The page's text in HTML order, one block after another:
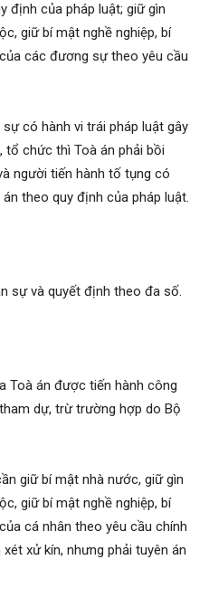
định của pháp luật; giữ gìn
giữ bí mật nghề nghiệp, bí
các đương sự theo yêu cầu
có hành vi trái pháp luật gây
tổ chức thì Toà án phải bồi
người tiến hành tố tụng có
theo quy định của pháp luật.
sự và quyết định theo đa số.
Toà án được tiến hành công
dự, trừ trường hợp do Bộ
giữ bí mật nhà nước, giữ gìn
giữ bí mật nghề nghiệp, bí
cá nhân theo yêu cầu chính
xử kín, nhưng phải tuyên án